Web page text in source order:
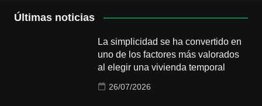
Últimas noticias
La simplicidad se ha convertido en
uno de los factores más valorados
al elegir una vivienda temporal
26/07/2026